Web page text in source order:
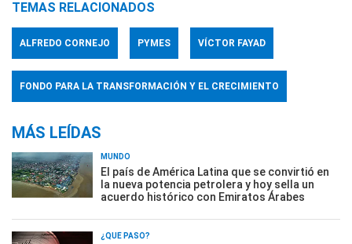
TEMAS RELACIONADOS
ALFREDO CORNEJO PYMES VÍCTOR FAYAD
FONDO PARA LA TRANSFORMACIÓN Y EL CRECIMIENTO
MÁS LEÍDAS
MUNDO
El país de América Latina que se convirtió en
la nueva potencia petrolera y hoy sella un
acuerdo histórico con Emiratos Árabes
¿QUÉ PASÓ?